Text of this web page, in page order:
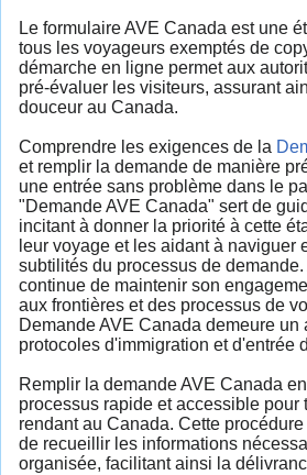
Le formulaire AVE Canada est une
tous les voyageurs exemptés de
démarche en ligne permet aux
pré-évaluer les visiteurs, assurant
douceur au Canada.
Comprendre les exigences de la
et remplir la demande de manière
une entrée sans problème dans le
"Demande AVE Canada" sert de
incitant à donner la priorité à cette
leur voyage et les aidant à naviguer
subtilités du processus de
continue de maintenir son
aux frontières et des processus de
Demande AVE Canada demeure un
protocoles d'immigration et d'entrée
Remplir la demande AVE Canada
processus rapide et accessible pour
rendant au Canada. Cette
de recueillir les informations
organisée, facilitant ainsi la